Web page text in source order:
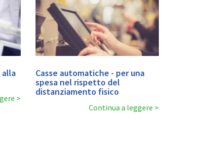
alla
Casse automatiche - per una
spesa nel rispetto del
distanziamento fisico
Continua a leggere